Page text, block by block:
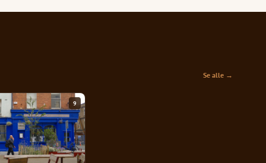
Se alle →
9